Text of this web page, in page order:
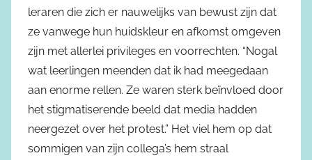
leraren die zich er nauwelijks van bewust zijn dat
ze vanwege hun huidskleur en afkomst omgeven
zijn met allerlei privileges en voorrechten. “Nogal
wat leerlingen meenden dat ik had meegedaan
aan enorme rellen. Ze waren sterk beïnvloed door
het stigmatiserende beeld dat media hadden
neergezet over het protest.” Het viel hem op dat
sommigen van zijn collega’s hem straal